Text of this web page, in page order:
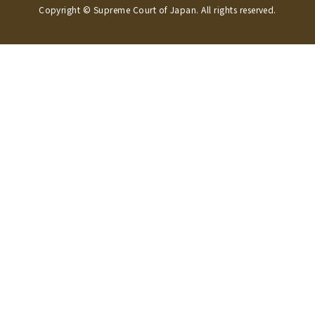
Copyright © Supreme Court of Japan. All rights reserved.